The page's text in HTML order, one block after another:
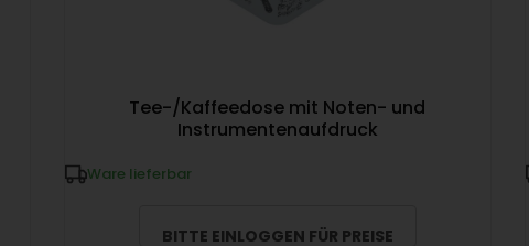
Tee-/Kaffeedose mit Noten- und
Instrumentenaufdruck
Ware lieferbar
BITTE EINLOGGEN FÜR PREISE